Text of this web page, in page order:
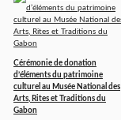
Cérémonie de donation
d’éléments du patrimoine
culturel au Musée National des
Arts, Rites et Traditions du
Gabon